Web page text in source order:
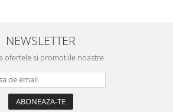
NEWSLETTER
ofertele si promotiile noastre